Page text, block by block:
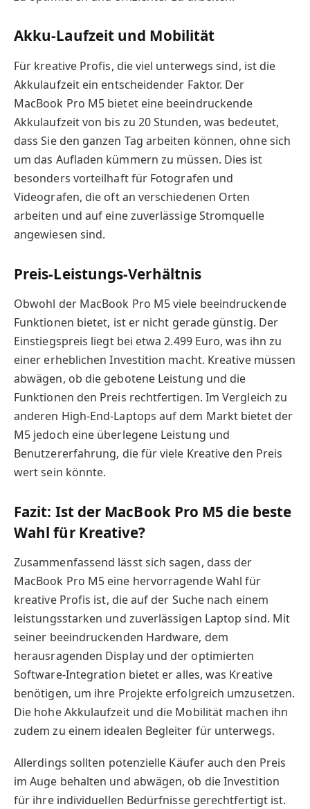
Akku-Laufzeit und Mobilität
Für kreative Profis, die viel unterwegs sind, ist die
Akkulaufzeit ein entscheidender Faktor. Der
MacBook Pro M5 bietet eine beeindruckende
Akkulaufzeit von bis zu 20 Stunden, was bedeutet,
dass Sie den ganzen Tag arbeiten können, ohne sich
um das Aufladen kümmern zu müssen. Dies ist
besonders vorteilhaft für Fotografen und
Videografen, die oft an verschiedenen Orten
arbeiten und auf eine zuverlässige Stromquelle
angewiesen sind.
Preis-Leistungs-Verhältnis
Obwohl der MacBook Pro M5 viele beeindruckende
Funktionen bietet, ist er nicht gerade günstig. Der
Einstiegspreis liegt bei etwa 2.499 Euro, was ihn zu
einer erheblichen Investition macht. Kreative müssen
abwägen, ob die gebotene Leistung und die
Funktionen den Preis rechtfertigen. Im Vergleich zu
anderen High-End-Laptops auf dem Markt bietet der
M5 jedoch eine überlegene Leistung und
Benutzererfahrung, die für viele Kreative den Preis
wert sein könnte.
Fazit: Ist der MacBook Pro M5 die beste
Wahl für Kreative?
Zusammenfassend lässt sich sagen, dass der
MacBook Pro M5 eine hervorragende Wahl für
kreative Profis ist, die auf der Suche nach einem
leistungsstarken und zuverlässigen Laptop sind. Mit
seiner beeindruckenden Hardware, dem
herausragenden Display und der optimierten
Software-Integration bietet er alles, was Kreative
benötigen, um ihre Projekte erfolgreich umzusetzen.
Die hohe Akkulaufzeit und die Mobilität machen ihn
zudem zu einem idealen Begleiter für unterwegs.
Allerdings sollten potenzielle Käufer auch den Preis
im Auge behalten und abwägen, ob die Investition
für ihre individuellen Bedürfnisse gerechtfertigt ist.